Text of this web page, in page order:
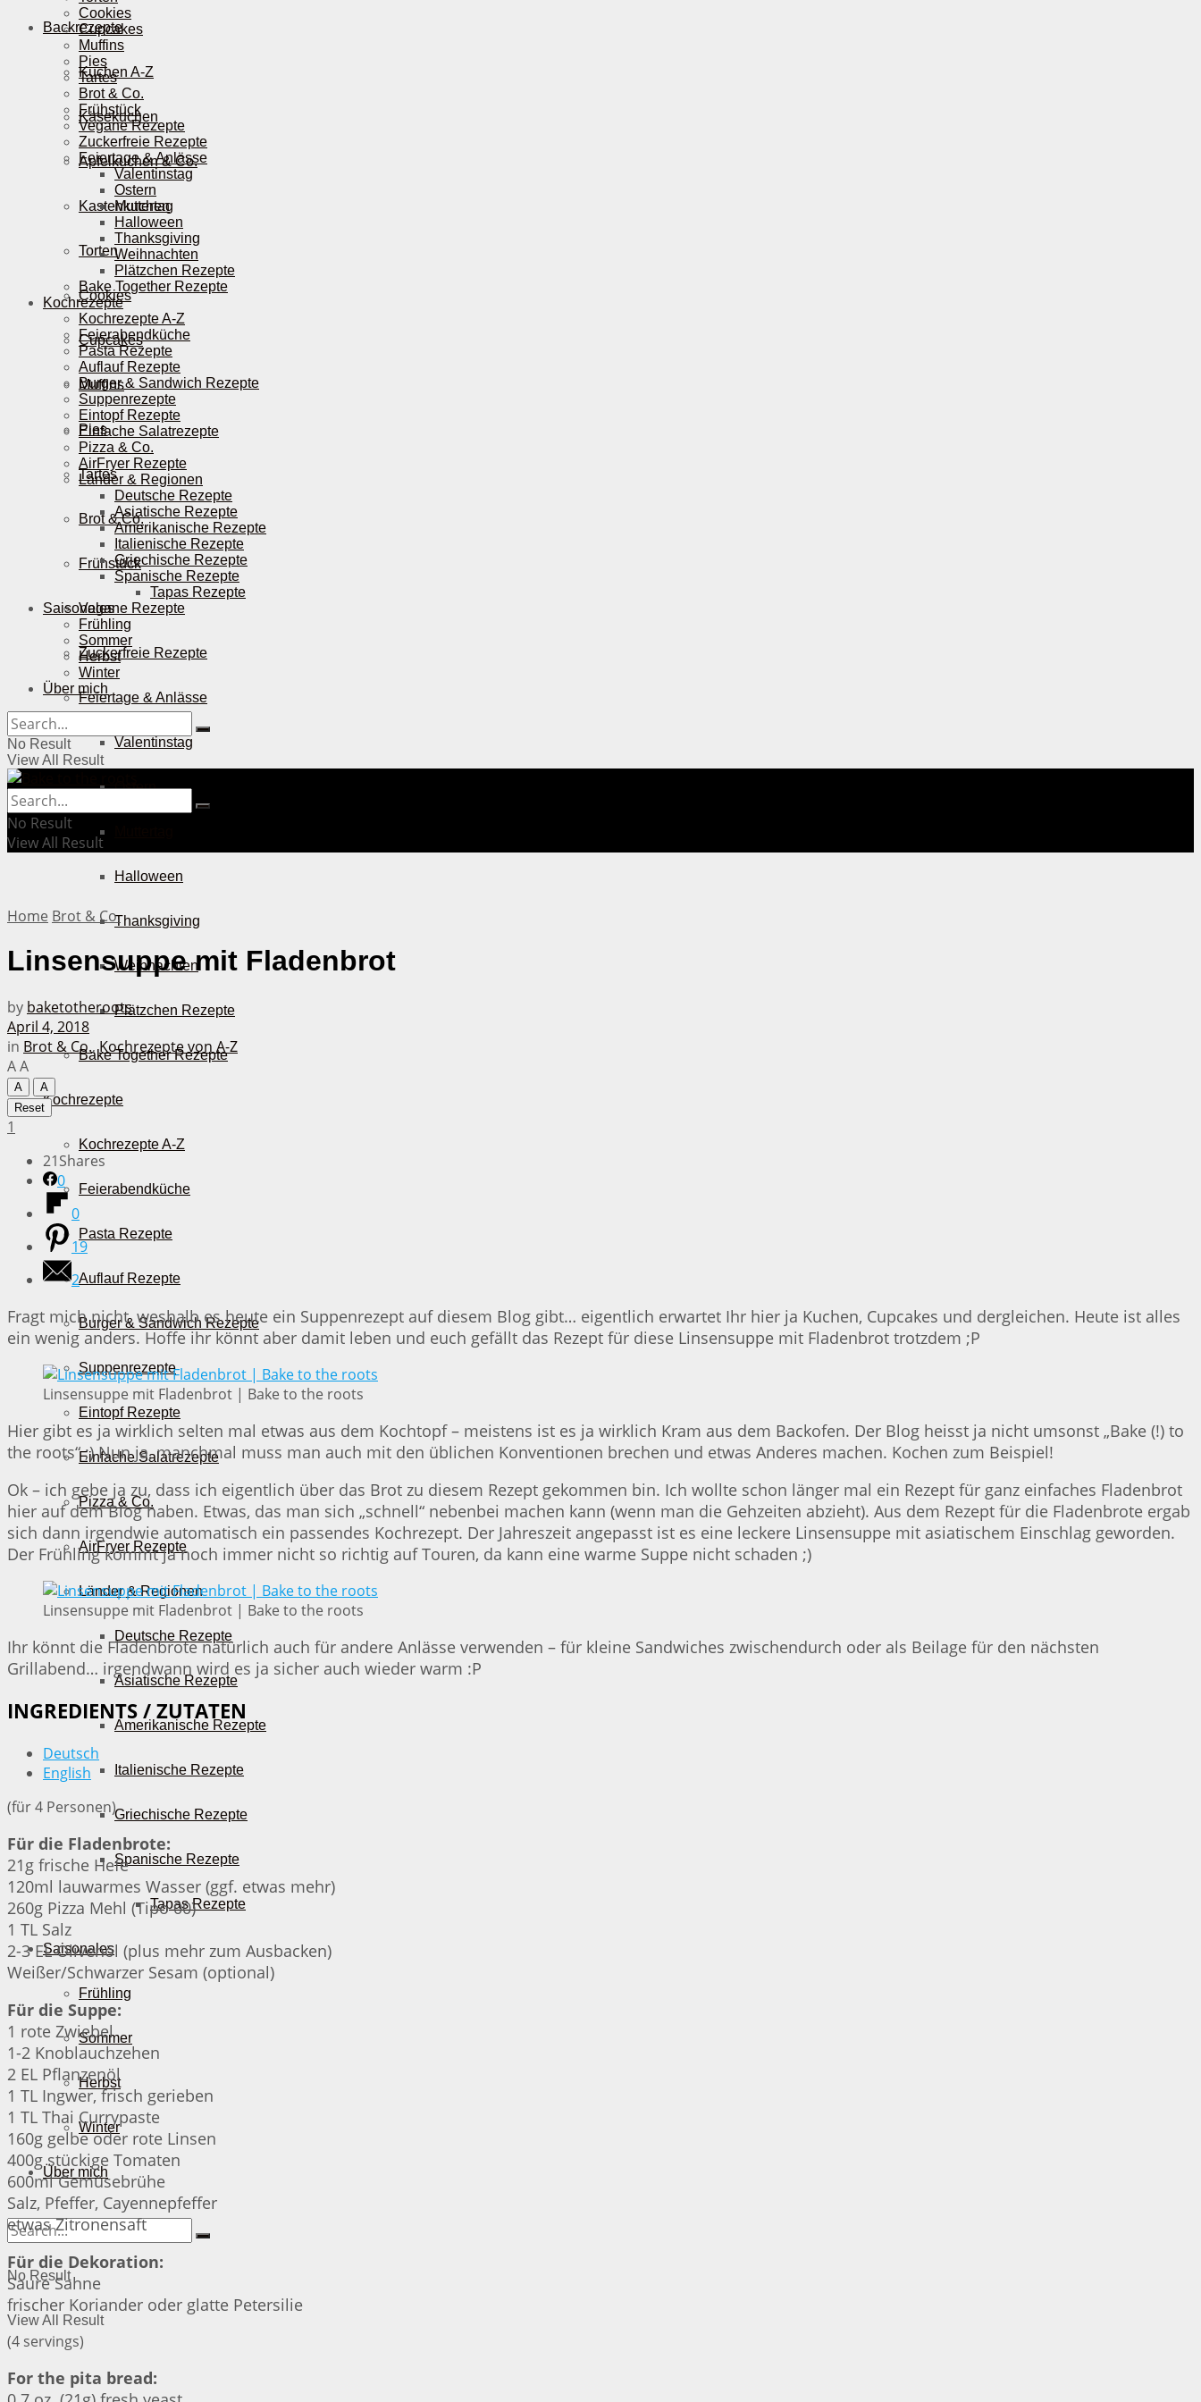
Backrezepte
Kuchen A-Z
Käsekuchen
Apfelkuchen & Co.
Kastenkuchen
Torten
Cookies
Cupcakes
Muffins
Pies
Tartes
Brot & Co.
Frühstück
Vegane Rezepte
Zuckerfreie Rezepte
Feiertage & Anlässe
Valentinstag
Ostern
Halloween
Thanksgiving
Weihnachten
Plätzchen Rezepte
Bake Together Rezepte
Kochrezepte
Kochrezepte A-Z
Feierabendküche
Pasta Rezepte
Auflauf Rezepte
Burger & Sandwich Rezepte
Suppenrezepte
Eintopf Rezepte
Einfache Salatrezepte
Pizza & Co.
AirFryer Rezepte
Länder & Regionen
Deutsche Rezepte
Asiatische Rezepte
Amerikanische Rezepte
Italienische Rezepte
Griechische Rezepte
Spanische Rezepte
Tapas Rezepte
Saisonales
Frühling
Sommer
Herbst
Winter
Über mich
No Result
View All Result
Cookies
Cupcakes
Muffins
Pies
Tartes
Brot & Co.
Frühstück
Vegane Rezepte
Zuckerfreie Rezepte
Feiertage & Anlässe
Valentinstag
Ostern
Muttertag
Halloween
Thanksgiving
Weihnachten
Plätzchen Rezepte
Bake Together Rezepte
Kochrezepte
Kochrezepte A-Z
Feierabendküche
Pasta Rezepte
Auflauf Rezepte
Burger & Sandwich Rezepte
Suppenrezepte
Eintopf Rezepte
Einfache Salatrezepte
Pizza & Co.
AirFryer Rezepte
Länder & Regionen
Deutsche Rezepte
Asiatische Rezepte
Amerikanische Rezepte
Italienische Rezepte
Griechische Rezepte
Spanische Rezepte
Tapas Rezepte
Saisonales
Frühling
Sommer
Herbst
Winter
Über mich
No Result
View All Result
No Result
View All Result
Home Brot & Co.
Linsensuppe mit Fladenbrot
by baketotheroots
April 4, 2018
in Brot & Co.,Kochrezepte von A-Z
AA
A
A
Reset
1
21Shares
0
0
19
2
Fragt mich nicht, weshalb es heute ein Suppenrezept auf diesem Blog gibt… eigentlich erwartet Ihr hier ja Kuchen, Cupcakes und dergleichen. Heute ist alles
ein wenig anders. Hoffe ihr könnt aber damit leben und euch gefällt das Rezept für diese Linsensuppe mit Fladenbrot trotzdem ;P
Linsensuppe mit Fladenbrot | Bake to the roots
Hier gibt es ja wirklich selten mal etwas aus dem Kochtopf – meistens ist es ja wirklich Kram aus dem Backofen. Der Blog heisst ja nicht umsonst „Bake (!) to
the roots“ ;) Nun ja, manchmal muss man auch mit den üblichen Konventionen brechen und etwas Anderes machen. Kochen zum Beispiel!
Ok – ich gebe ja zu, dass ich eigentlich über das Brot zu diesem Rezept gekommen bin. Ich wollte schon länger mal ein Rezept für ganz einfaches Fladenbrot
hier auf dem Blog haben. Etwas, das man sich „schnell“ nebenbei machen kann (wenn man die Gehzeiten abzieht). Aus dem Rezept für die Fladenbrote ergab
sich dann irgendwie automatisch ein passendes Kochrezept. Der Jahreszeit angepasst ist es eine leckere Linsensuppe mit asiatischem Einschlag geworden.
Der Frühling kommt ja noch immer nicht so richtig auf Touren, da kann eine warme Suppe nicht schaden ;)
Linsensuppe mit Fladenbrot | Bake to the roots
Ihr könnt die Fladenbrote natürlich auch für andere Anlässe verwenden – für kleine Sandwiches zwischendurch oder als Beilage für den nächsten
Grillabend… irgendwann wird es ja sicher auch wieder warm :P
INGREDIENTS / ZUTATEN
Deutsch
English
(für 4 Personen)
Für die Fladenbrote:
21g frische Hefe
120ml lauwarmes Wasser (ggf. etwas mehr)
260g Pizza Mehl (Tipo 00)
1 TL Salz
2-3 EL Olivenöl (plus mehr zum Ausbacken)
Weißer/Schwarzer Sesam (optional)
Für die Suppe:
1 rote Zwiebel
1-2 Knoblauchzehen
2 EL Pflanzenöl
1 TL Ingwer, frisch gerieben
1 TL Thai Currypaste
160g gelbe oder rote Linsen
400g stückige Tomaten
600ml Gemüsebrühe
Salz, Pfeffer, Cayennepfeffer
etwas Zitronensaft
Für die Dekoration:
Saure Sahne
frischer Koriander oder glatte Petersilie
(4 servings)
For the pita bread: